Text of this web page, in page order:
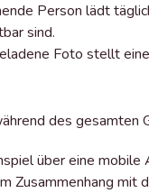
Person lädt
sind.
Foto stellt
des gesamten
über eine
Zusammenhang mit